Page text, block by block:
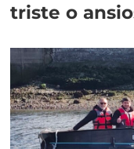
triste o